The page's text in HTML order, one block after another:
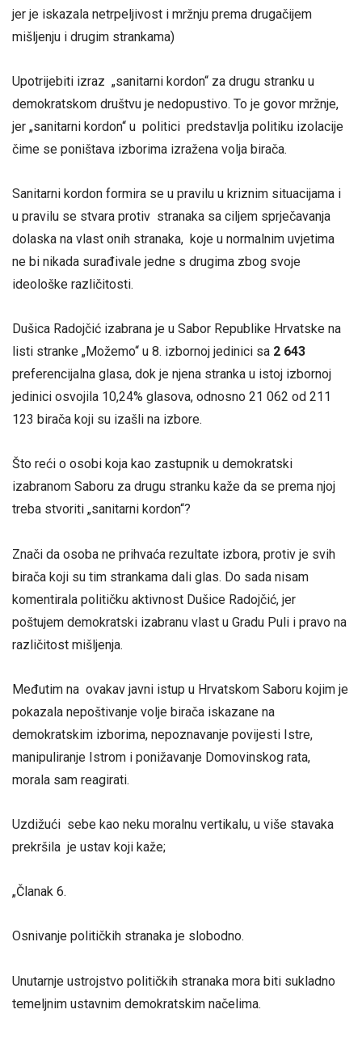
jer je iskazala netrpeljivost i mržnju prema drugačijem
mišljenju i drugim strankama)
Upotrijebiti izraz „sanitarni kordon“ za drugu stranku u
demokratskom društvu je nedopustivo. To je govor mržnje,
jer „sanitarni kordon“ u politici predstavlja politiku izolacije
čime se poništava izborima izražena volja birača.
Sanitarni kordon formira se u pravilu u kriznim situacijama i
u pravilu se stvara protiv stranaka sa ciljem sprječavanja
dolaska na vlast onih stranaka, koje u normalnim uvjetima
ne bi nikada surađivale jedne s drugima zbog svoje
ideološke različitosti.
Dušica Radojčić izabrana je u Sabor Republike Hrvatske na
listi stranke „Možemo“ u 8. izbornoj jedinici sa 2 643
preferencijalna glasa, dok je njena stranka u istoj izbornoj
jedinici osvojila 10,24% glasova, odnosno 21 062 od 211
123 birača koji su izašli na izbore.
Što reći o osobi koja kao zastupnik u demokratski
izabranom Saboru za drugu stranku kaže da se prema njoj
treba stvoriti „sanitarni kordon“?
Znači da osoba ne prihvaća rezultate izbora, protiv je svih
birača koji su tim strankama dali glas. Do sada nisam
komentirala političku aktivnost Dušice Radojčić, jer
poštujem demokratski izabranu vlast u Gradu Puli i pravo na
različitost mišljenja.
Međutim na ovakav javni istup u Hrvatskom Saboru kojim je
pokazala nepoštivanje volje birača iskazane na
demokratskim izborima, nepoznavanje povijesti Istre,
manipuliranje Istrom i ponižavanje Domovinskog rata,
morala sam reagirati.
Uzdižući sebe kao neku moralnu vertikalu, u više stavaka
prekršila je ustav koji kaže;
„Članak 6.
Osnivanje političkih stranaka je slobodno.
Unutarnje ustrojstvo političkih stranaka mora biti sukladno
temeljnim ustavnim demokratskim načelima.